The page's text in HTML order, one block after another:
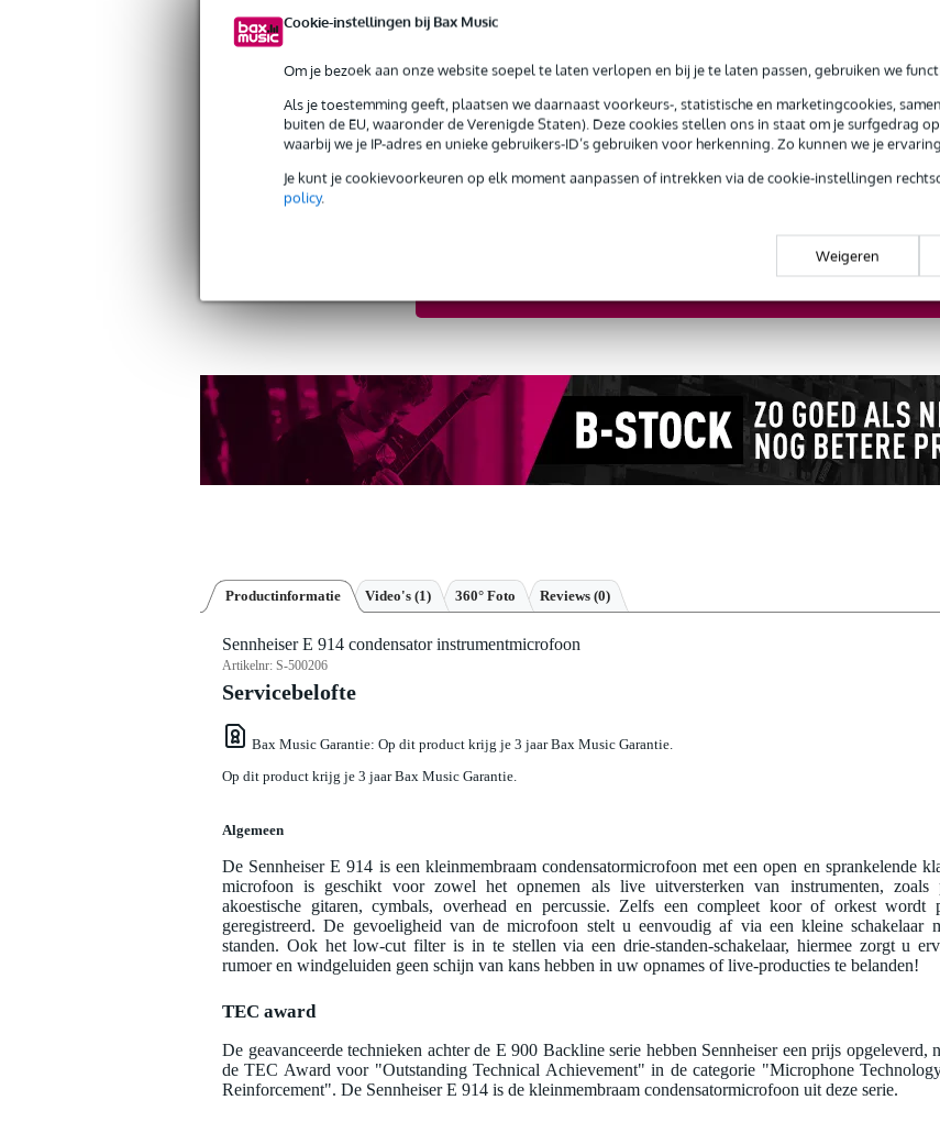
Cookie-instellingen bij Bax Music
Om je bezoek aan onze website soepel te laten verlopen en bij je te laten passen, gebruiken we
Als je toestemming geeft, plaatsen we daarnaast voorkeurs-, statistische en marketingcookies,
buiten de EU, waaronder de Verenigde Staten). Deze cookies stellen ons in staat om je surfgedrag
waarbij we je IP-adres en unieke gebruikers-ID’s gebruiken voor herkenning. Zo kunnen we je
Je kunt je cookievoorkeuren op elk moment aanpassen of intrekken via de cookie-instellingen
policy.
Weigeren
Gratis verzending vanaf € 99,-
30 dagen 'niet goed geld terug' garantie
3 jaar Bax Music garantie
Laagste-prijs-garantie
Productinformatie Video's (1) 360° Foto Reviews (0)
Sennheiser E 914 condensator instrumentmicrofoon
Artikelnr: S-500206
Servicebelofte
Bax Music Garantie: Op dit product krijg je 3 jaar Bax Music Garantie.
Op dit product krijg je 3 jaar Bax Music Garantie.
Algemeen
De Sennheiser E 914 is een kleinmembraam condensatormicrofoon met een open en sprankelende
microfoon is geschikt voor zowel het opnemen als live uitversterken van instrumenten, zoals
akoestische gitaren, cymbals, overhead en percussie. Zelfs een compleet koor of orkest wordt
geregistreerd. De gevoeligheid van de microfoon stelt u eenvoudig af via een kleine schakelaar
standen. Ook het low-cut filter is in te stellen via een drie-standen-schakelaar, hiermee zorgt u
rumoer en windgeluiden geen schijn van kans hebben in uw opnames of live-producties te belanden!
TEC award
De geavanceerde technieken achter de E 900 Backline serie hebben Sennheiser een prijs opgeleverd,
de TEC Award voor "Outstanding Technical Achievement" in de categorie "Microphone
Reinforcement". De Sennheiser E 914 is de kleinmembraam condensatormicrofoon uit deze serie.